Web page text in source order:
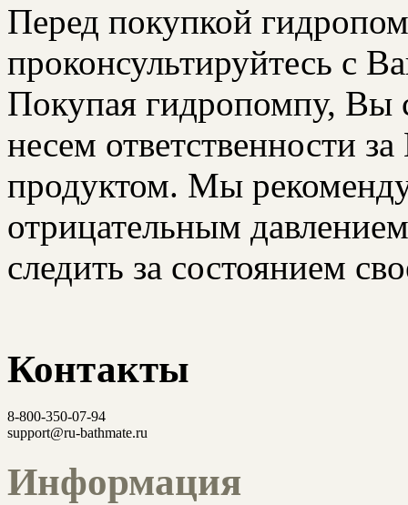
Перед покупкой
проконсультируйтесь с
Покупая гидропомпу, Вы
несем ответственности
продуктом. Мы
отрицательным
следить за состоянием
Контакты
8-800-350-07-94
support@ru-bathmate.ru
Информация